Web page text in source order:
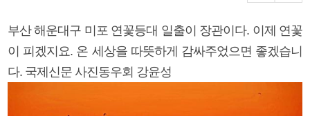
부산 해운대구 미포 연꽃등대 일출이 장관이다. 이제 연꽃
이 피겠지요. 온 세상을 따뜻하게 감싸주었으면 좋겠습니
다. 국제신문 사진동우회 강윤성